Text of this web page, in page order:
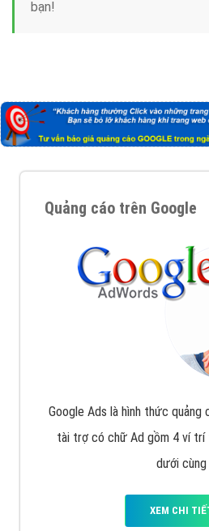
bạn!
Quảng cáo trên Google
Google Ads là hình thức quảng
tài trợ có chữ Ad gồm 4 ví trí
dưới cùng
XEM CHI